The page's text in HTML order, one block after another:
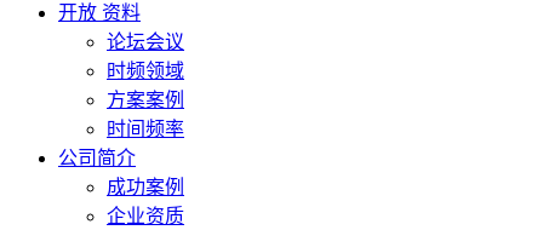
开放 资料
论坛会议
时频领域
方案案例
时间频率
公司简介
成功案例
企业资质